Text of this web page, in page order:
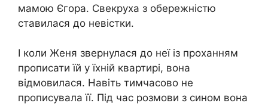
мамою Єгора. Свекруха з обережністю
ставилася до невістки.
І коли Женя звернулася до неї із проханням
прописати їй у їхній квартирі, вона
відмовилася. Навіть тимчасово не
прописувала її. Під час розмови з сином вона